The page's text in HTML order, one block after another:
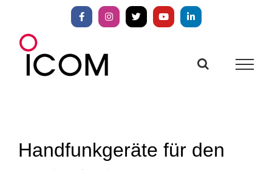
springen
FacebookInstagram
X YouTubeLinkedIn
Handfunkgeräte für den